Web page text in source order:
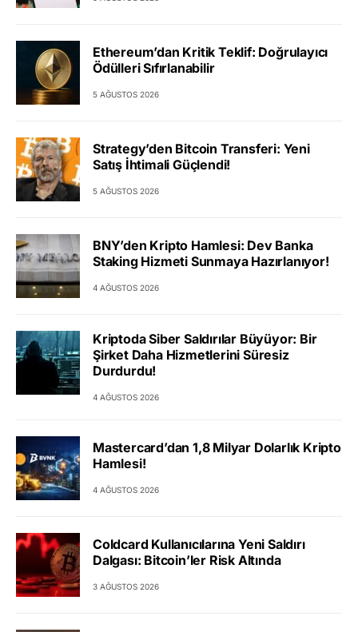
Ethereum’dan Kritik Teklif: Doğrulayıcı
Ödülleri Sıfırlanabilir
5 AĞUSTOS 2026
Strategy’den Bitcoin Transferi: Yeni
Satış İhtimali Güçlendi!
5 AĞUSTOS 2026
BNY’den Kripto Hamlesi: Dev Banka
Staking Hizmeti Sunmaya Hazırlanıyor!
4 AĞUSTOS 2026
Kriptoda Siber Saldırılar Büyüyor: Bir
Şirket Daha Hizmetlerini Süresiz
Durdurdu!
4 AĞUSTOS 2026
Mastercard’dan 1,8 Milyar Dolarlık Kripto
Hamlesi!
4 AĞUSTOS 2026
Coldcard Kullanıcılarına Yeni Saldırı
Dalgası: Bitcoin’ler Risk Altında
3 AĞUSTOS 2026